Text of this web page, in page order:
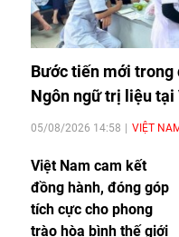
Bước tiến mới trong
Ngôn ngữ trị liệu tại
05/08/2026 14:58 VIỆT
Việt Nam cam kết
đồng hành, đóng góp
tích cực cho phong
trào hòa bình thế giới